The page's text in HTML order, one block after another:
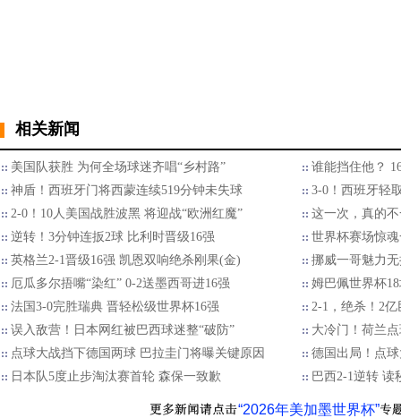
相关新闻
美国队获胜 为何全场球迷齐唱“乡村路”
谁能挡住他？
神盾！西班牙门将西蒙连续519分钟未失球
3-0！西班牙轻
2-0！10人美国战胜波黑 将迎战“欧洲红魔”
这一次，真的
逆转！3分钟连扳2球 比利时晋级16强
世界杯赛场惊
英格兰2-1晋级16强 凯恩双响绝杀刚果(金)
挪威一哥魅力
厄瓜多尔捂嘴“染红” 0-2送墨西哥进16强
姆巴佩世界杯
法国3-0完胜瑞典 晋轻松级世界杯16强
2-1，绝杀！2
误入敌营！日本网红被巴西球迷整“破防”
大冷门！荷兰
点球大战挡下德国两球 巴拉圭门将曝关键原因
德国出局！点
日本队5度止步淘汰赛首轮 森保一致歉
巴西2-1逆转 读
“2026年美加墨世界杯”